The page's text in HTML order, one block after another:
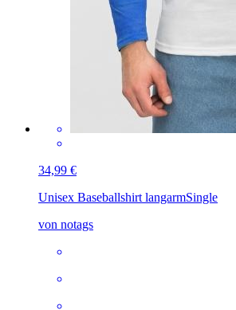
34,99 €
Unisex Baseballshirt langarmSingle
von notags